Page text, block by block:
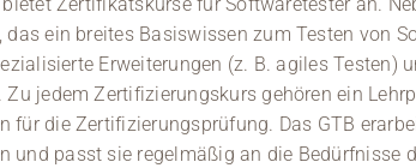
das ein breites Basiswissen zum Testen von
Erweiterungen (z. B. agiles Testen)
Zu jedem Zertifizierungskurs gehören ein
für die Zertifizierungsprüfung. Das GTB
und passt sie regelmäßig an die Bedürfnisse